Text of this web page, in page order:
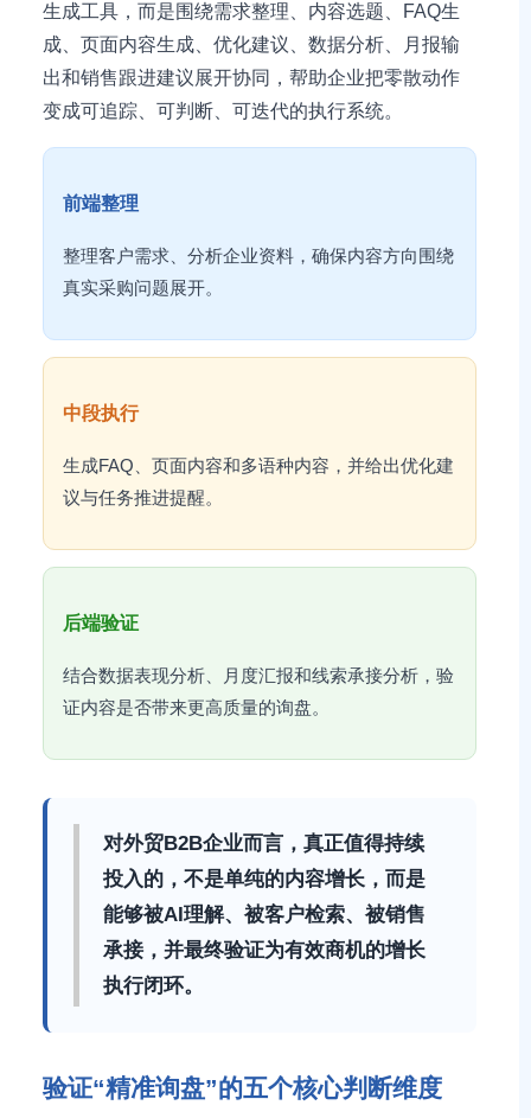
生成工具，而是围绕需求整理、内容选题、FAQ生
成、页面内容生成、优化建议、数据分析、月报输
出和销售跟进建议展开协同，帮助企业把零散动作
变成可追踪、可判断、可迭代的执行系统。
前端整理
整理客户需求、分析企业资料，确保内容方向围绕
真实采购问题展开。
中段执行
生成FAQ、页面内容和多语种内容，并给出优化建
议与任务推进提醒。
后端验证
结合数据表现分析、月度汇报和线索承接分析，验
证内容是否带来更高质量的询盘。
对外贸B2B企业而言，真正值得持续
投入的，不是单纯的内容增长，而是
能够被AI理解、被客户检索、被销售
承接，并最终验证为有效商机的增长
执行闭环。
验证“精准询盘”的五个核心判断维度